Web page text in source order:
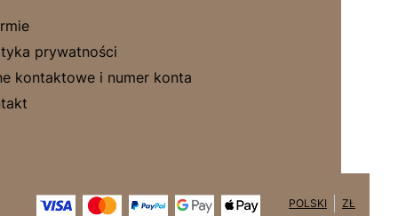
prywatności
kontaktowe i numer konta
POLSKI ZŁ